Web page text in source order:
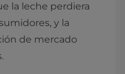
la leche perdiera
y la
de mercado